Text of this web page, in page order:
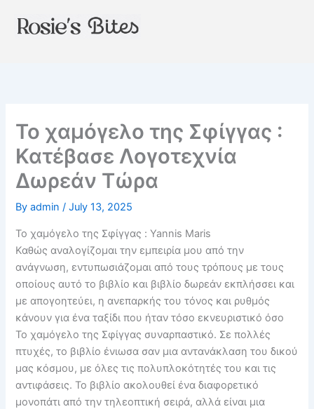
Το χαμόγελο της Σφίγγας :
Κατέβασε Λογοτεχνία
Δωρεάν Τώρα
Byadmin/July 13, 2025
Το χαμόγελο της Σφίγγας : Yannis Maris
Καθώς αναλογίζομαι την εμπειρία μου από την
ανάγνωση, εντυπωσιάζομαι από τους τρόπους με τους
οποίους αυτό το βιβλίο και βιβλίο δωρεάν εκπλήσσει και
με απογοητεύει, η ανεπαρκής του τόνος και ρυθμός
κάνουν για ένα ταξίδι που ήταν τόσο εκνευριστικό όσο
Το χαμόγελο της Σφίγγας συναρπαστικό. Σε πολλές
πτυχές, το βιβλίο ένιωσα σαν μια αντανάκλαση του δικού
μας κόσμου, με όλες τις πολυπλοκότητές του και τις
αντιφάσεις. Το βιβλίο ακολουθεί ένα διαφορετικό
μονοπάτι από την τηλεοπτική σειρά, αλλά είναι μια